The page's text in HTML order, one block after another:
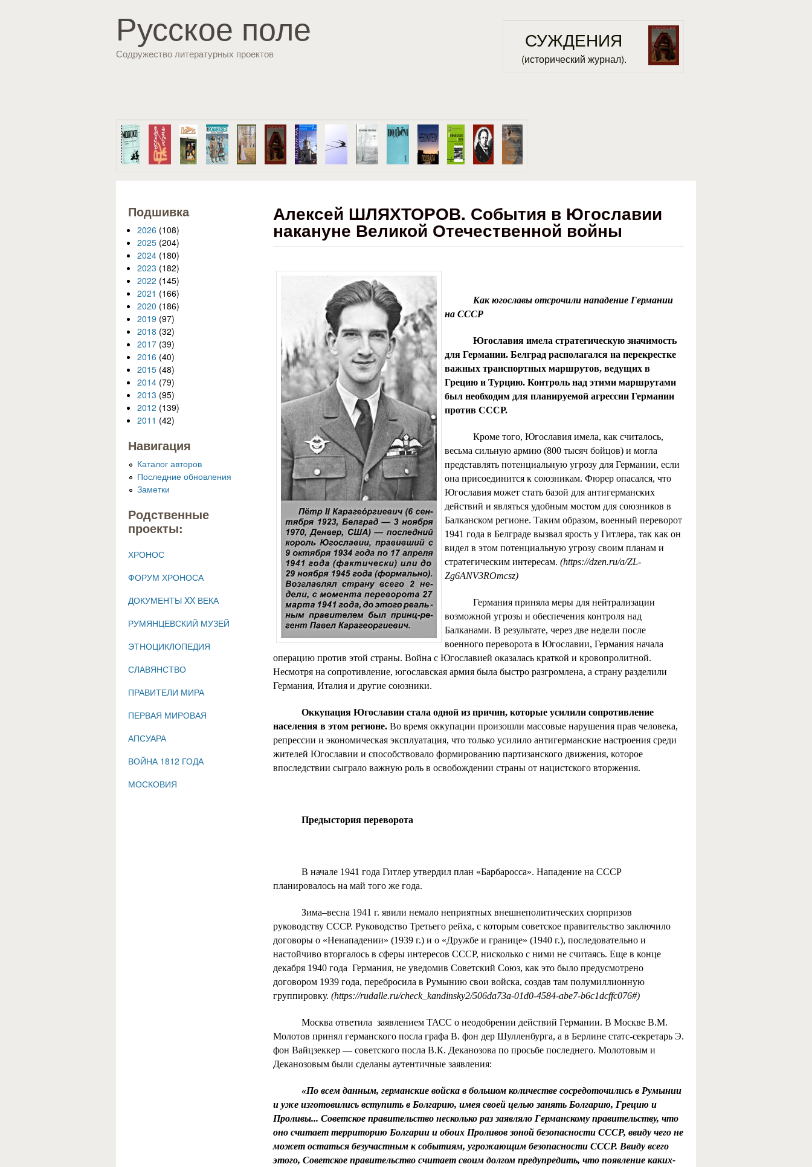
Русское поле
Содружество литературных проектов
СУЖДЕНИЯ
(исторический журнал).
Алексей ШЛЯХТОРОВ. События в Югославии
накануне Великой Отечественной войны
Как югославы отсрочили нападение Германии
на СССР
Югославия имела стратегическую значимость
для Германии. Белград располагался на перекрестке
важных транспортных маршрутов, ведущих в
Грецию и Турцию. Контроль над этими маршрутами
был необходим для планируемой агрессии Германии
против СССР.
Кроме того, Югославия имела, как считалось,
весьма сильную армию (800 тысяч бойцов) и могла
представлять потенциальную угрозу для Германии, если
она присоединится к союзникам. Фюрер опасался, что
Югославия может стать базой для антигерманских
действий и являться удобным мостом для союзников в
Балканском регионе. Таким образом, военный переворот
1941 года в Белграде вызвал ярость у Гитлера, так как он
видел в этом потенциальную угрозу своим планам и
стратегическим интересам. (https://dzen.ru/a/ZL-
Zg6ANV3ROmcsz)
Германия приняла меры для нейтрализации
возможной угрозы и обеспечения контроля над
Балканами. В результате, через две недели после
военного переворота в Югославии, Германия начала
операцию против этой страны. Война с Югославией оказалась краткой и кровопролитной.
Несмотря на сопротивление, югославская армия была быстро разгромлена, а страну разделили
Германия, Италия и другие союзники.
Оккупация Югославии стала одной из причин, которые усилили сопротивление
населения в этом регионе. Во время оккупации произошли массовые нарушения прав человека,
репрессии и экономическая эксплуатация, что только усилило антигерманские настроения среди
жителей Югославии и способствовало формированию партизанского движения, которое
впоследствии сыграло важную роль в освобождении страны от нацистского вторжения.
Предыстория переворота
В начале 1941 года Гитлер утвердил план «Барбаросса». Нападение на СССР
планировалось на май того же года.
Зима–весна 1941 г. явили немало неприятных внешнеполитических сюрпризов
руководству СССР. Руководство Третьего рейха, с которым советское правительство заключило
договоры о «Ненападении» (1939 г.) и о «Дружбе и границе» (1940 г.), последовательно и
настойчиво вторгалось в сферы интересов СССР, нисколько с ними не считаясь. Еще в конце
декабря 1940 года Германия, не уведомив Советский Союз, как это было предусмотрено
договором 1939 года, перебросила в Румынию свои войска, создав там полумиллионную
группировку. (https://rudalle.ru/check_kandinsky2/506da73a-01d0-4584-abe7-b6c1dcffc076#)
Москва ответила заявлением ТАСС о неодобрении действий Германии. В Москве В.М.
Молотов принял германского посла графа В. фон дер Шулленбурга, а в Берлине статс-секретарь Э.
фон Вайцзеккер — советского посла В.К. Деканозова по просьбе последнего. Молотовым и
Деканозовым были сделаны аутентичные заявления:
«По всем данным, германские войска в большом количестве сосредоточились в Румынии
и уже изготовились вступить в Болгарию, имея своей целью занять Болгарию, Грецию и
Проливы... Советское правительство несколько раз заявляло Германскому правительству, что
оно считает территорию Болгарии и обоих Проливов зоной безопасности СССР, ввиду чего не
может остаться безучастным к событиям, угрожающим безопасности СССР. Ввиду всего
этого, Советское правительство считает своим долгом предупредить, что появление каких-
Подшивка
2026 (108)
2025 (204)
2024 (180)
2023 (182)
2022 (145)
2021 (166)
2020 (186)
2019 (97)
2018 (32)
2017 (39)
2016 (40)
2015 (48)
2014 (79)
2013 (95)
2012 (139)
2011 (42)
Навигация
Каталог авторов
Последние обновления
Заметки
Родственные
проекты:
ХРОНОС
ФОРУМ ХРОНОСА
ДОКУМЕНТЫ XX ВЕКА
РУМЯНЦЕВСКИЙ МУЗЕЙ
ЭТНОЦИКЛОПЕДИЯ
СЛАВЯНСТВО
ПРАВИТЕЛИ МИРА
ПЕРВАЯ МИРОВАЯ
АПСУАРА
ВОЙНА 1812 ГОДА
МОСКОВИЯ